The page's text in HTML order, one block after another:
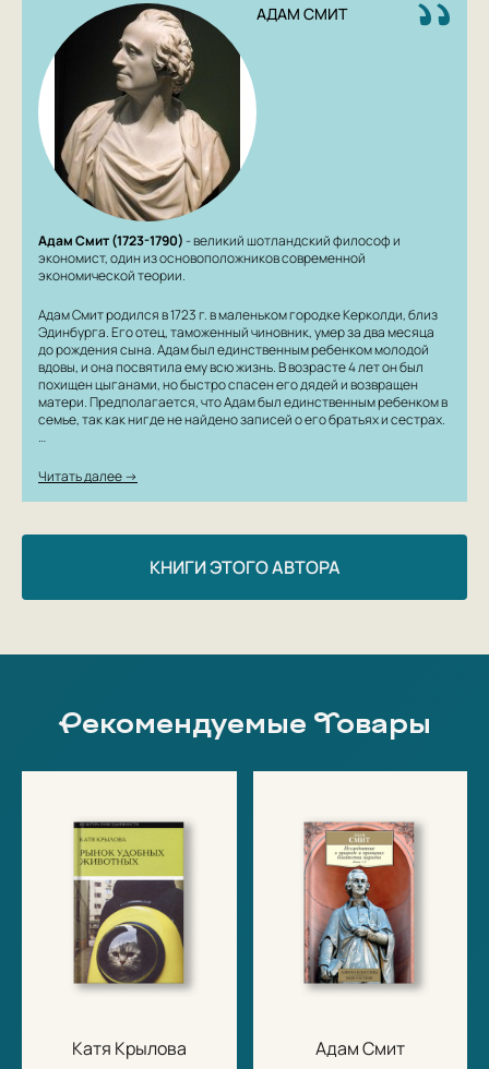
АДАМ СМИТ
Адам Смит (1723-1790)- великий шотландский философ и
экономист, один из основоположников современной
экономической теории.
Адам Смит родился в 1723 г. в маленьком городке Керколди, близ
Эдинбурга. Его отец, таможенный чиновник, умер за два месяца
до рождения сына. Адам был единственным ребенком молодой
вдовы, и она посвятила ему всю жизнь. В возрасте 4 лет он был
похищен цыганами, но быстро спасен его дядей и возвращен
матери. Предполагается, что Адам был единственным ребенком в
семье, так как нигде не найдено записей о его братьях и сестрах.
…
Читать далее →
КНИГИ ЭТОГО АВТОРА
Рекомендуемые Товары
Катя Крылова
Адам Смит